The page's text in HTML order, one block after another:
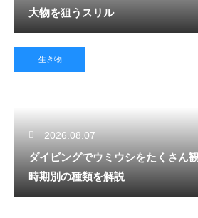
大物を狙うスリル
生き物
2026.08.07
ダイビングでウミウシをたくさん
時期別の種類を解説